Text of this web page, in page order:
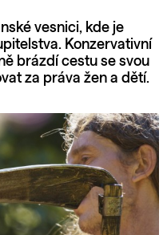
vesnici, kde je
Konzervativní
brázdí cestu se svou
za práva žen a dětí.